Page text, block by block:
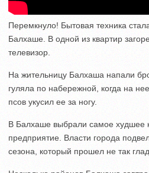
Перемкнуло! Бытовая техника
Балхаше. В одной из квартир
телевизор.
На жительницу Балхаша напали
гуляла по набережной, когда на
псов укусил ее за ногу.
В Балхаше выбрали самое худшее
предприятие. Власти города
сезона, который прошел не так